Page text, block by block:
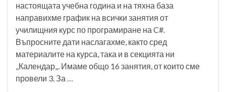
настоящата учебна година и на тяхна база
направихме график на всички занятия от
училищния курс по програмиране на C#.
Въпросните дати наслагахме, както сред
материалите на курса, така и в секцията ни
„Календар„. Имаме общо 16 занятия, от които сме
провели 3. За …